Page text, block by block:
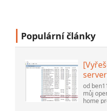
Populární články
od
můj
home